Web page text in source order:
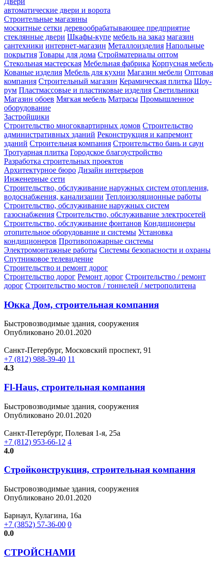
автоматические двери и ворота
Строительные магазины
москитные сетки деревообрабатывающее предприятие
стеклянные двери Шкафы-купе мебель на заказ магазин
сантехники интернет-магазин Металлоизделия Напольные
покрытия Товары для дома Стройматериалы оптом
Стекольная мастерская Мебельная фабрика Корпусная мебель
Кованые изделия Мебель для кухни Магазин мебели Оптовая
компания Строительный магазин Керамическая плитка Шоу-
рум Пластмассовые и пластиковые изделия Светильники
Магазин обоев Мягкая мебель Матрасы Промышленное
оборудование
Застройщики
Строительство многоквартирных домов Строительство
административных зданий Реконструкция и капремонт
зданий Строительная компания Строительство бань и саун
Тротуарная плитка Городское благоустройство
Разработка строительных проектов
Архитектурное бюро Дизайн интерьеров
Инженерные сети
Строительство, обслуживание наружных систем отопления,
водоснабжения, канализации Теплоизоляционные работы
Строительство, обслуживание наружных систем
газоснабжения Строительство, обслуживание электросетей
Строительство, обслуживание фонтанов Кондиционеры
отопительное оборудование и системы Установка
кондиционеров Противопожарные системы
Электромонтажные работы Системы безопасности и охраны
Спутниковое телевидение
Строительство и ремонт дорог
Строительство дорог Ремонт дорог Строительство / ремонт
дорог Строительство мостов / тоннелей / метрополитена
Юкка Дом, строительная компания
Быстровозводимые здания, сооружения
Опубликовано 20.01.2020
Санкт-Петербург, Московский проспект, 91
+7 (812) 988-39-40 11
4.3
Fl-Haus, строительная компания
Быстровозводимые здания, сооружения
Опубликовано 20.01.2020
Санкт-Петербург, Полевая 1-я, 25а
+7 (812) 953-66-12 4
4.0
Стройконструкция, строительная компания
Быстровозводимые здания, сооружения
Опубликовано 20.01.2020
Барнаул, Кулагина, 16а
+7 (3852) 57-36-00 0
0.0
СТРОЙСНАМИ